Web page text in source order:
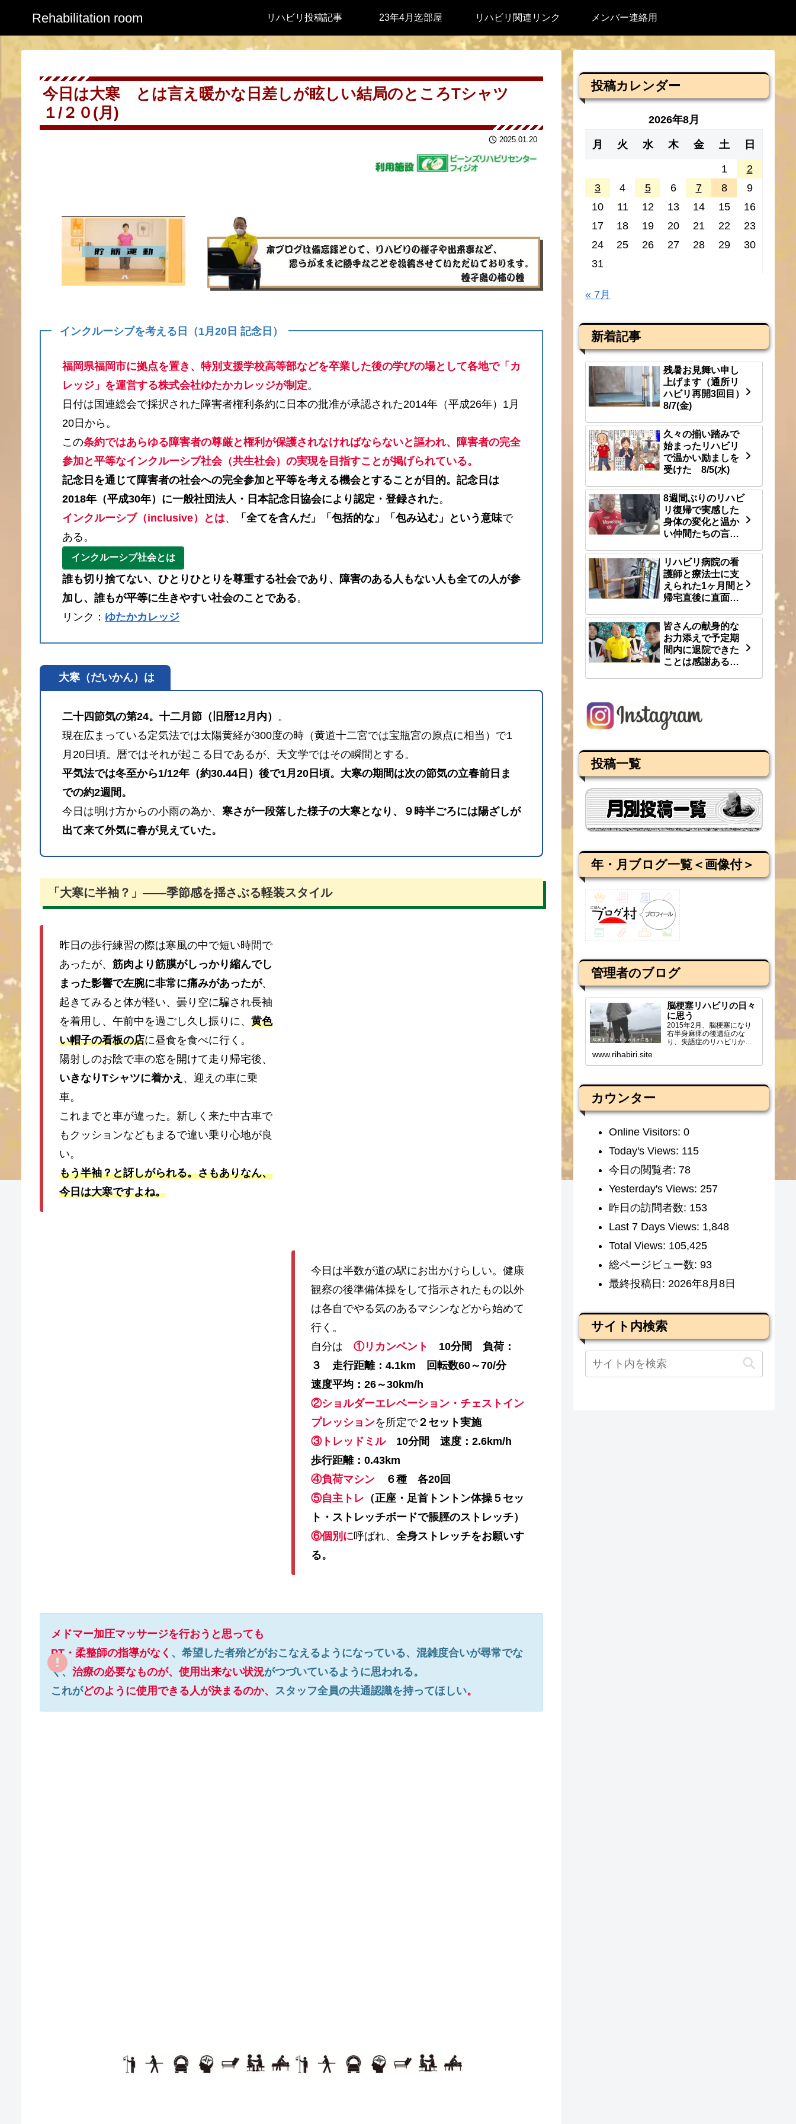
Rehabilitation room リハビリ投稿記事 23年4月迄部屋 リハビリ関連リンク メンバー連絡用
今日は大寒 とは言え暖かな日差しが眩しい結局のところTシャツ
１/２０(月)
2025.01.20
インクルーシブを考える日（1月20日 記念日）
福岡県福岡市に拠点を置き、特別支援学校高等部などを卒業した後の学びの場として各地で「カ
レッジ」を運営する株式会社ゆたかカレッジが制定。
日付は国連総会で採択された障害者権利条約に日本の批准が承認された2014年（平成26年）1月
20日から。
この条約ではあらゆる障害者の尊厳と権利が保護されなければならないと謳われ、障害者の完全
参加と平等なインクルーシブ社会（共生社会）の実現を目指すことが掲げられている。
記念日を通じて障害者の社会への完全参加と平等を考える機会とすることが目的。記念日は
2018年（平成30年）に一般社団法人・日本記念日協会により認定・登録された。
インクルーシブ（inclusive）とは、 「全てを含んだ」「包括的な」「包み込む」という意味で
ある。
インクルーシブ社会とは
誰も切り捨てない、ひとりひとりを尊重する社会であり、障害のある人もない人も全ての人が参
加し、誰もが平等に生きやすい社会のことである。
リンク： ゆたかカレッジ
大寒（だいかん）は
二十四節気の第24。十二月節（旧暦12月内） 。
現在広まっている定気法では太陽黄経が300度の時（黄道十二宮では宝瓶宮の原点に相当）で1
月20日頃。暦ではそれが起こる日であるが、天文学ではその瞬間とする。
平気法では冬至から1/12年（約30.44日）後で1月20日頃。大寒の期間は次の節気の立春前日ま
での約2週間。
今日は明け方からの小雨の為か、 寒さが一段落した様子の大寒となり、９時半ごろには陽ざしが
出て来て外気に春が見えていた。
「大寒に半袖？」――季節感を揺さぶる軽装スタイル
昨日の歩行練習の際は寒風の中で短い時間で
あったが、 筋肉より筋膜がしっかり縮んでし
まった影響で左腕に非常に痛みがあったが、
起きてみると体が軽い、曇り空に騙され長袖
を着用し、午前中を過ごし久し振りに、 黄色
い帽子の看板の店に昼食を食べに行く。
陽射しのお陰で車の窓を開けて走り帰宅後、
いきなりTシャツに着かえ 、迎えの車に乗
車。
これまでと車が違った。新しく来た中古車で
もクッションなどもまるで違い乗り心地が良
い。
もう半袖？と訝しがられる。さもありなん、
今日は大寒ですよね。
今日は半数が道の駅にお出かけらしい。健康
観察の後準備体操をして指示されたもの以外
は各自でやる気のあるマシンなどから始めて
行く。
自分は ①リカンベント
10分間 負荷：
３ 走行距離：4.1km 回転数60～70/分
速度平均：26～30km/h
②ショルダーエレベーション・チェストイン
プレッションを所定で２セット実施
③トレッドミル
10分間 速度：2.6km/h
歩行距離：0.43km
④負荷マシン
６種 各20回
⑤自主トレ （正座・足首トントン体操５セッ
ト・ストレッチボードで脹脛のストレッチ）
⑥個別に呼ばれ、 全身ストレッチをお願いす
る。
メドマー加圧マッサージを行おうと思っても
PT・柔整師の指導がなく 、希望した者殆どがおこなえるようになっている、混雑度合いが尋常でな
く、治療の必要なものが、使用出来ない状況がつづいているように思われる。
これがどのように使用できる人が決まるのか、 スタッフ全員の共通認識を持ってほしい。
投稿カレンダー
2026年8月
月 火 水 木 金 土 日
1
2
3
4 5 6 7 8
9
10
11 12 13 14 15
16
17
18 19 20 21 22
23
24
25 26 27 28 29
30
31
« 7月
新着記事
残暑お見舞い申し
上げます（通所リ
ハビリ再開3回目）
8/7(金)
久々の揃い踏みで
始まったリハビリ
で温かい励ましを
受けた 8/5(水)
8週間ぶりのリハビ
リ復帰で実感した
身体の変化と温か
い仲間たちの言
リハビリ病院の看
護師と療法士に支
えられた1ヶ月間と
帰宅直後に直面し
な壁 8/1(土)
皆さんの献身的な
お力添えで予定期
間内に退院できた
ことは感謝あるの
投稿一覧
年・月ブログ一覧＜画像付＞
管理者のブログ
脳梗塞リハビリの日々
に思う
2015年2月、脳梗塞になり
右半身麻痺の後遺症のな
り、失語症のリハビリから
www.rihabiri.site
カウンター
Online Visitors: 0
Today's Views: 115
今日の閲覧者: 78
Yesterday's Views: 257
昨日の訪問者数: 153
Last 7 Days Views: 1,848
Total Views: 105,425
総ページビュー数: 93
最終投稿日: 2026年8月8日
サイト内検索